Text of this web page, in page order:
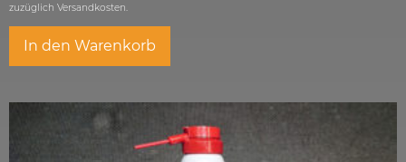
zuzüglich Versandkosten.
In den Warenkorb